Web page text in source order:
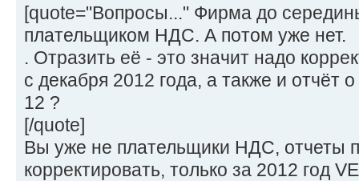
[quote="Вопросы..." Фирма до
плательщиком НДС. А потом уже нет.
. Отразить её - это значит надо
с декабря 2012 года, а также и отчёт
12 ?
[/quote]
Вы уже не плательщики НДС, отчеты
корректировать, только за 2012 год